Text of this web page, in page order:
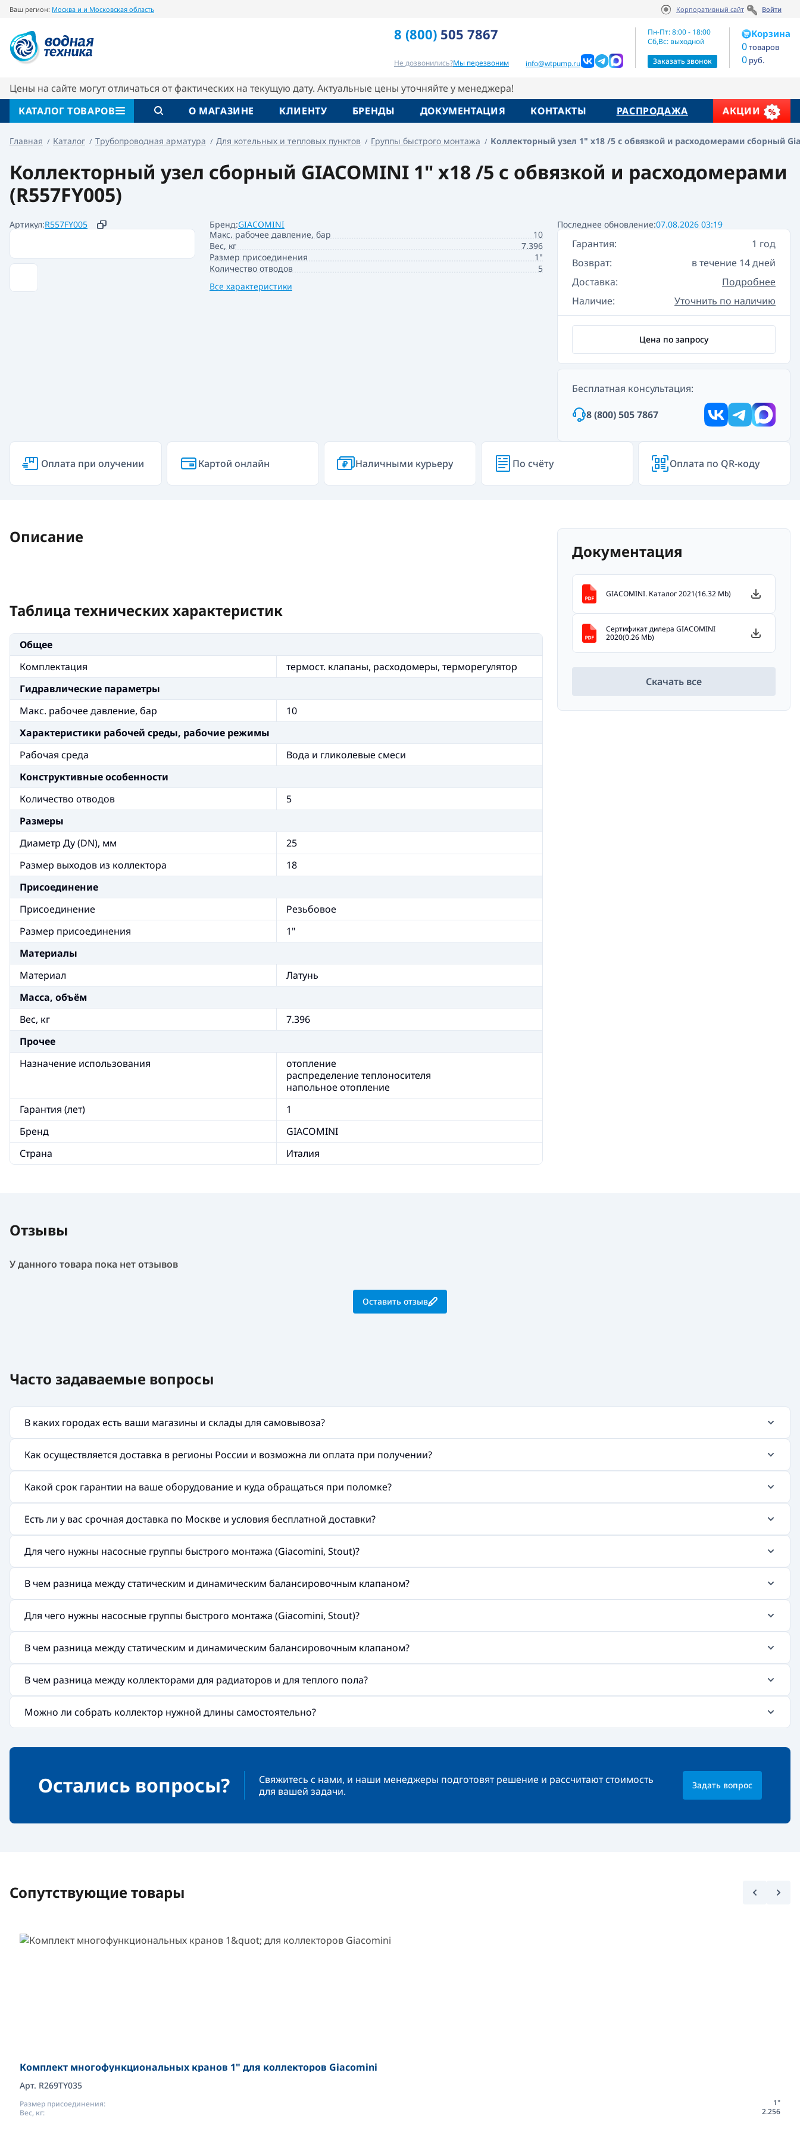
Ваш регион: Москва и и Московская область Корпоративный сайт Войти
8 (800) 505 7867
Не дозвонились?Мы перезвоним info@wtpump.ru
Пн-Пт: 8:00 - 18:00
Сб,Вс: выходной
Заказать звонок
Корзина
0товаров
0 руб.
Цены на сайте могут отличаться от фактических на текущую дату. Актуальные цены уточняйте у менеджера!
КАТАЛОГ ТОВАРОВ
О МАГАЗИНЕ КЛИЕНТУ БРЕНДЫ ДОКУМЕНТАЦИЯ КОНТАКТЫ РАСПРОДАЖА АКЦИИ
Главная Каталог Трубопроводная арматура Для котельных и тепловых пунктов Группы быстрого монтажа Коллекторный узел 1" x18 /5 с обвязкой и расходомерами сборный
Коллекторный узел сборный GIACOMINI 1" x18 /5 с обвязкой и расходомерами
(R557FY005)
Артикул:R557FY005 Бренд:GIACOMINI Последнее обновление:07.08.2026 03:19
Макс. рабочее давление, бар
10
Вес, кг
7.396
Размер присоединения
1"
Количество отводов
5
Все характеристики
Гарантия:
1 год
Возврат:
в течение 14 дней
Доставка:
Подробнее
Наличие:
Уточнить по наличию
Цена по запросу
Бесплатная консультация:
8 (800) 505 7867
Оплата при олучении Картой онлайн Наличными курьеру По счёту Оплата по QR-коду
Вопрос-ответ Похожие товары
Описание
Таблица технических характеристик
Общее
Комплектация
термост. клапаны, расходомеры, терморегулятор
Гидравлические параметры
Макс. рабочее давление, бар
10
Xарактеристики рабочей среды, рабочие режимы
Рабочая среда
Вода и гликолевые смеси
Конструктивные особенности
Количество отводов
5
Размеры
Диаметр Ду (DN), мм
25
Размер выходов из коллектора
18
Присоединение
Присоединение
Резьбовое
Размер присоединения
1"
Материалы
Материал
Латунь
Масса, объём
Вес, кг
7.396
Прочее
Назначение использования
отопление
распределение теплоносителя
напольное отопление
Гарантия (лет)
1
Бренд
GIACOMINI
Страна
Италия
Документация
GIACOMINI. Каталог 2021(16.32 Mb)
Сертификат дилера GIACOMINI
2020(0.26 Mb)
Скачать все
Отзывы
У данного товара пока нет отзывов
Оставить отзыв
Часто задаваемые вопросы
В каких городах есть ваши магазины и склады для самовывоза?
Как осуществляется доставка в регионы России и возможна ли оплата при получении?
Какой срок гарантии на ваше оборудование и куда обращаться при поломке?
Есть ли у вас срочная доставка по Москве и условия бесплатной доставки?
Для чего нужны насосные группы быстрого монтажа (Giacomini, Stout)?
В чем разница между статическим и динамическим балансировочным клапаном?
Для чего нужны насосные группы быстрого монтажа (Giacomini, Stout)?
В чем разница между статическим и динамическим балансировочным клапаном?
В чем разница между коллекторами для радиаторов и для теплого пола?
Можно ли собрать коллектор нужной длины самостоятельно?
Остались вопросы?
Свяжитесь с нами, и наши менеджеры подготовят решение и рассчитают стоимость
для вашей задачи.
Задать вопрос
Сопутствующие товары
Комплект многофункциональных кранов 1" для коллекторов Giacomini
Арт. R269TY035
Размер присоединения:
1"
Вес, кг:
2.256